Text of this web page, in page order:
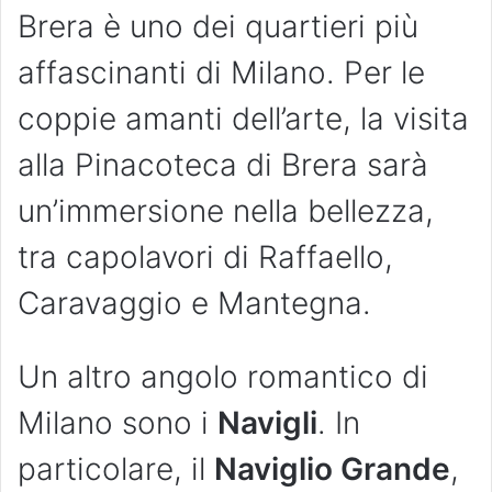
Brera è uno dei quartieri più
affascinanti di Milano. Per le
coppie amanti dell’arte, la visita
alla Pinacoteca di Brera sarà
un’immersione nella bellezza,
tra capolavori di Raffaello,
Caravaggio e Mantegna.
Un altro angolo romantico di
Milano sono i Navigli. In
particolare, il Naviglio Grande,